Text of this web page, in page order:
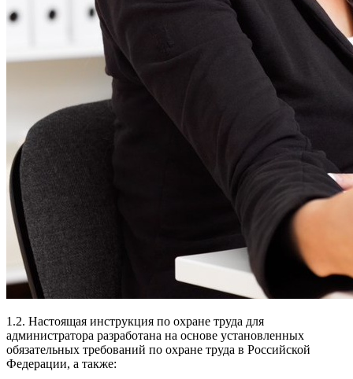
1.2. Настоящая инструкция по охране труда для
администратора разработана на основе установленных
обязательных требований по охране труда в Российской
Федерации, а также: